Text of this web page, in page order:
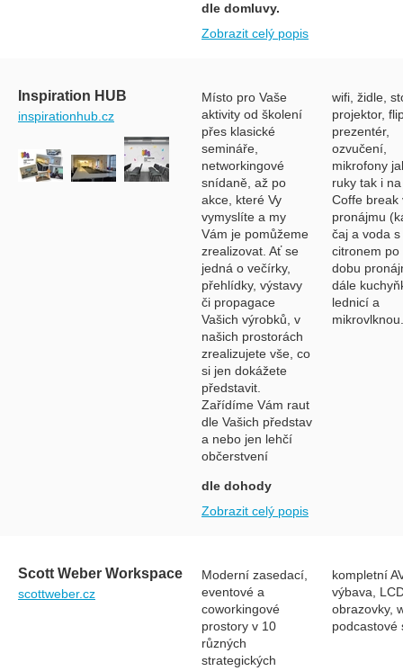
dle domluvy.
Zobrazit celý popis
Inspiration HUB
inspirationhub.cz
Místo pro Vaše
aktivity od školení
přes klasické
semináře,
networkingové
snídaně, až po
akce, které Vy
vymyslíte a my
Vám je pomůžeme
zrealizovat. Ať se
jedná o večírky,
přehlídky, výstavy
či propagace
Vašich výrobků, v
našich prostorách
zrealizujete vše, co
si jen dokážete
představit.
Zařídíme Vám raut
dle Vašich představ
a nebo jen lehčí
občerstvení
dle dohody
Zobrazit celý popis
wifi, židle,
projektor,
prezentér,
ozvučení,
mikrofony
ruky tak i
Coffe break
pronájmu
čaj a voda s
citronem po
dobu
dále
lednicí a
mikrovlknou.
Scott Weber Workspace
scottweber.cz
Moderní zasedací,
eventové a
coworkingové
prostory v 10
různých
strategických
kompletní
výbava,
obrazovky,
podcastové